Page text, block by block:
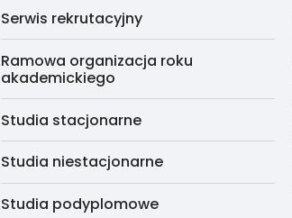
Serwis rekrutacyjny
Ramowa organizacja roku
akademickiego
Studia stacjonarne
Studia niestacjonarne
Studia podyplomowe